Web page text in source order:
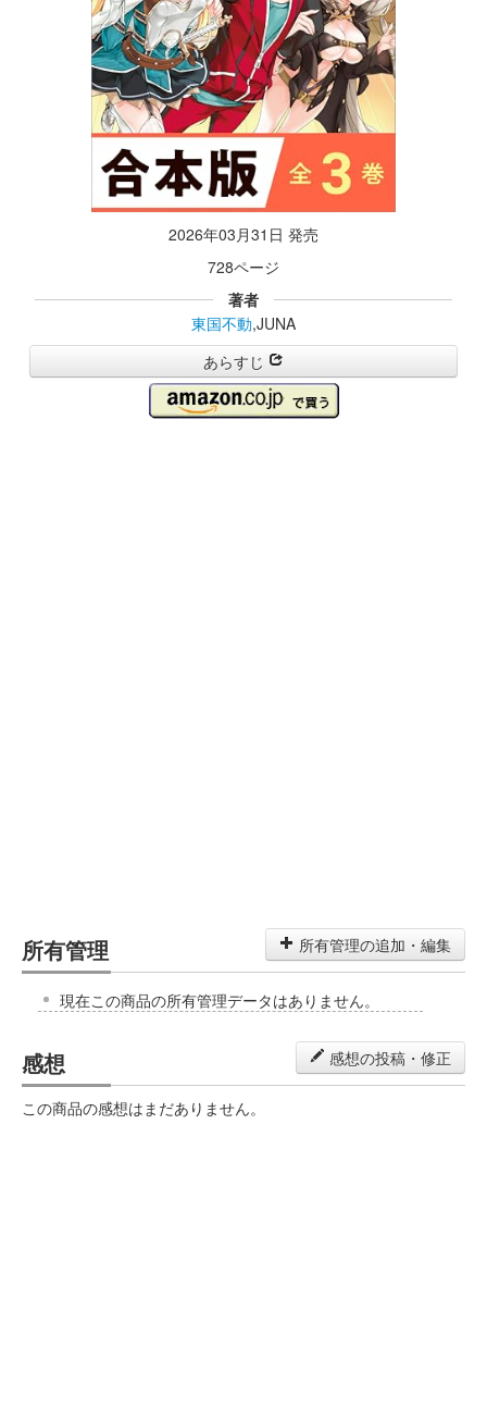
2026年03月31日 発売
728ページ
著者
東国不動,JUNA
あらすじ
所有管理 所有管理の追加・編集
現在この商品の所有管理データはありません。
感想 感想の投稿・修正
この商品の感想はまだありません。